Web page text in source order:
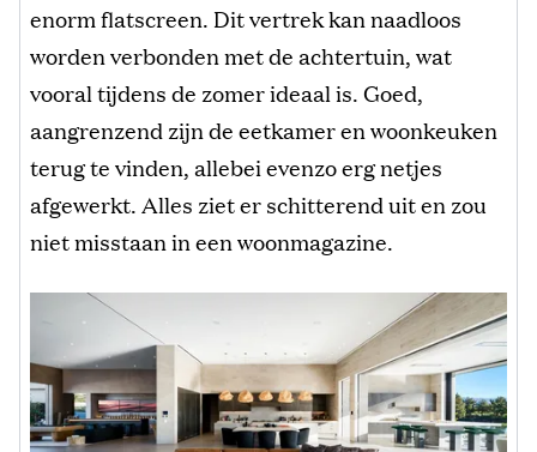
enorm flatscreen. Dit vertrek kan naadloos
worden verbonden met de achtertuin, wat
vooral tijdens de zomer ideaal is. Goed,
aangrenzend zijn de eetkamer en woonkeuken
terug te vinden, allebei evenzo erg netjes
afgewerkt. Alles ziet er schitterend uit en zou
niet misstaan in een woonmagazine.